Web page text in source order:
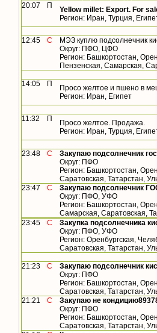
20:07
П Yellow millet: Export. For
Регион: Иран, Турция,
12:45 С
МЭЗ куплю подсолнечник
Округ: ПФО, ЦФО
Регион: Башкортостан,
Пензенская, Самарская,
14:05 П
Просо желтое и пшено в
Регион: Иран, Египет
11:32 П
Просо желтое. Продажа.
Регион: Иран, Турция,
23:48 С
Закупаю подсолнечник
Округ: ПФО
Регион: Башкортостан,
Саратовская, Татарстан,
23:47
С
Закупаю подсолнечник
Округ: ПФО, УФО
Регион: Башкортостан,
Самарская, Саратовская,
23:45
С
Закупка подсолнечника
Округ: ПФО, УФО
Регион: Оренбургская,
Саратовская, Татарстан,
21:23 С
Закупаю подсолнечник
Округ: ПФО
Регион: Башкортостан,
Саратовская, Татарстан,
21:21
С
Закупаю не
Округ: ПФО
Регион: Башкортостан,
Саратовская, Татарстан,